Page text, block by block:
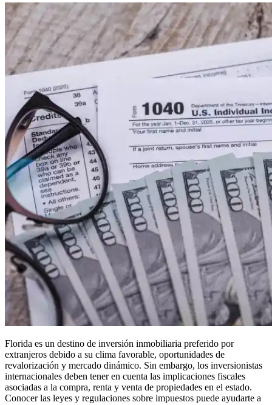
Florida es un destino de inversión inmobiliaria preferido por
extranjeros debido a su clima favorable, oportunidades de
revalorización y mercado dinámico. Sin embargo, los inversionistas
internacionales deben tener en cuenta las implicaciones fiscales
asociadas a la compra, renta y venta de propiedades en el estado.
Conocer las leyes y regulaciones sobre impuestos puede ayudarte a